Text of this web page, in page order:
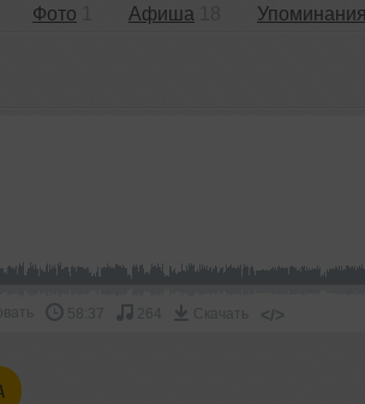
Фото Афиша Упоминания
58:37 264 Скачать </>